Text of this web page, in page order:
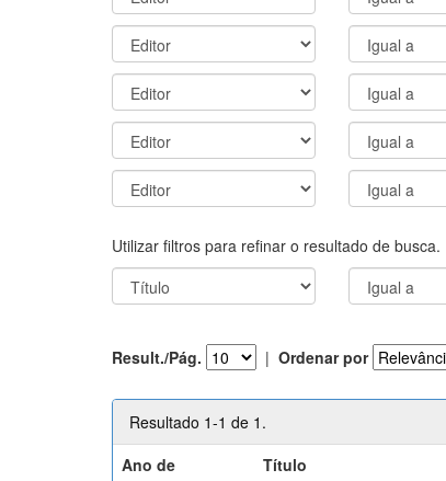
Utilizar filtros para refinar o resultado de busca.
Result./Pág. | Ordenar por
Resultado 1-1 de 1.
Ano de
Título